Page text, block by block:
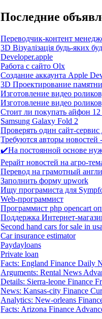
Последние
Переводчик-контент
3D Візуалізація будь-яких
Developer.apple
Работа с сайто Olx
Создание аккаунта Apple
3D Проектирование
Изготовление видео
Изготовление видео
Стоит ли покупать айфон
Samsung Galaxy Fold 2
Проверять один сайт-сервис
Требуются авторы
✔️На постоянной основе
Рерайт новостей на агро-
Перевод на грамотный
Заполнить форму upwork
Ищу програмиста для
Web-программист
Программист php opencart
Поддержка Интернет-
Second hand cars for sale in usa
Car insurance estimator
Paydayloans
Private loan
Facts: England Finance Daily
Arguments: Rental News
Details: Sierra-leone Finance
News: Kansas-city Finance
Analytics: New-orleans
Facts: Arizona Finance